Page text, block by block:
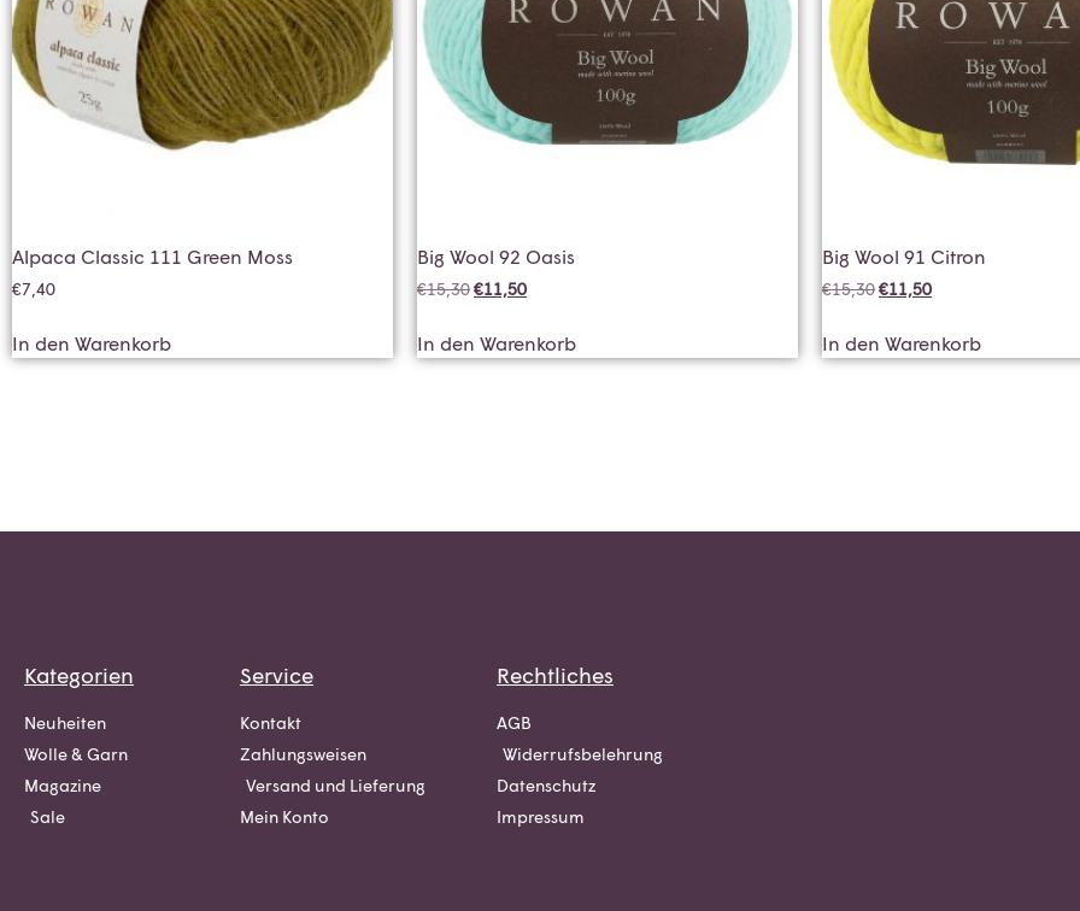
Alpaca Classic 111 Green Moss
€7,40
In den Warenkorb
Big Wool 92 Oasis
€15,30€11,50
In den Warenkorb
Big Wool 91 Citron
€15,30€11,50
In den Warenkorb
Kategorien
Neuheiten
Wolle & Garn
Magazine
Sale
Service
Kontakt
Zahlungsweisen
Versand und Lieferung
Mein Konto
Rechtliches
AGB
Widerrufsbelehrung
Datenschutz
Impressum